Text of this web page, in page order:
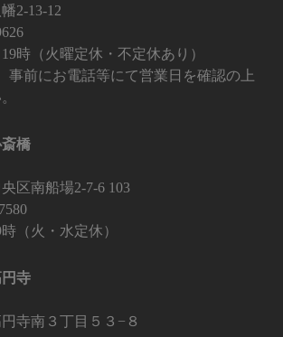
2-13-12
時（火曜定休・不定休あり）
事前にお電話等にて営業日を確認の上
橋
区南船場2-7-6 103
（火・水定休）
寺
寺南３丁目５３−８